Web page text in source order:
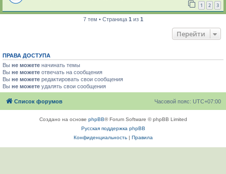
1 2 3
7 тем • Страница 1 из 1
Перейти
ПРАВА ДОСТУПА
Вы не можете начинать темы
Вы не можете отвечать на сообщения
Вы не можете редактировать свои сообщения
Вы не можете удалять свои сообщения
Список форумов Часовой пояс: UTC+07:00
Создано на основе phpBB® Forum Software © phpBB Limited
Русская поддержка phpBB
Конфиденциальность| Правила